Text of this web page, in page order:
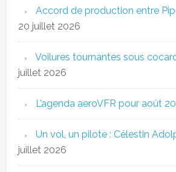
Accord de production entre
20 juillet 2026
Voilures tournantes sous
juillet 2026
L’agenda aeroVFR pour août
Un vol, un pilote : Célestin
juillet 2026